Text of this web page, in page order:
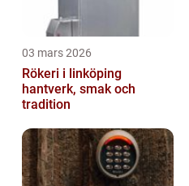
03 mars 2026
Rökeri i linköping
hantverk, smak och
tradition